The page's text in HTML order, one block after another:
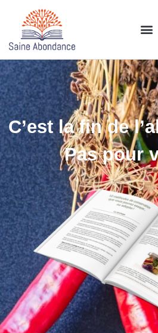
C’est la fin de
Pas pour